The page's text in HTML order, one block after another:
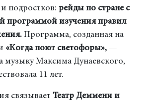
подростков: рейды по стране с
программой изучения правил
Программа, созданная на
«Когда поют светофоры», —
музыку Максима Дунаевского,
11 лет.
связывает Театр Деммени и